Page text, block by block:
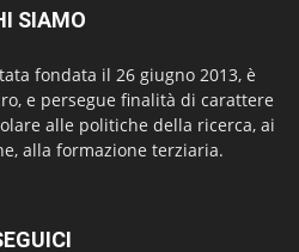
SIAMO
fondata il 26 giugno 2013, è
e persegue finalità di carattere
alle politiche della ricerca, ai
alla formazione terziaria.